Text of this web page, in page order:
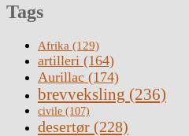
Tags
Afrika (129)
artilleri (164)
Aurillac (174)
brevveksling (236)
civile (107)
desertør (228)